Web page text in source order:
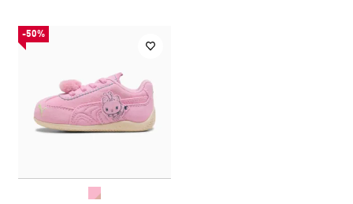
-50%